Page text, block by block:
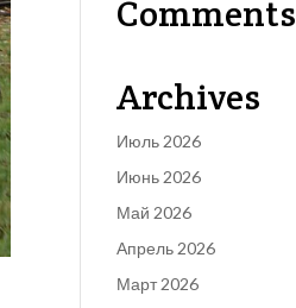
Comments
Archives
Июль 2026
Июнь 2026
Май 2026
Апрель 2026
Март 2026